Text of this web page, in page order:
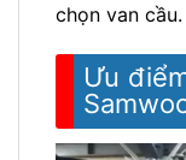
chọn van cầu.
Ưu